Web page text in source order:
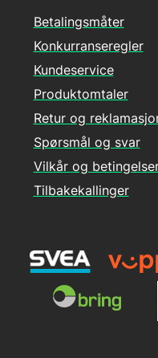
Betalingsmåter
Konkurranseregler
Kundeservice
Produktomtaler
Retur og
Spørsmål og svar
Vilkår og
Tilbakekallinger